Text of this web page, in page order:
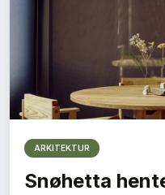
ARKITEKTUR
Snøhetta